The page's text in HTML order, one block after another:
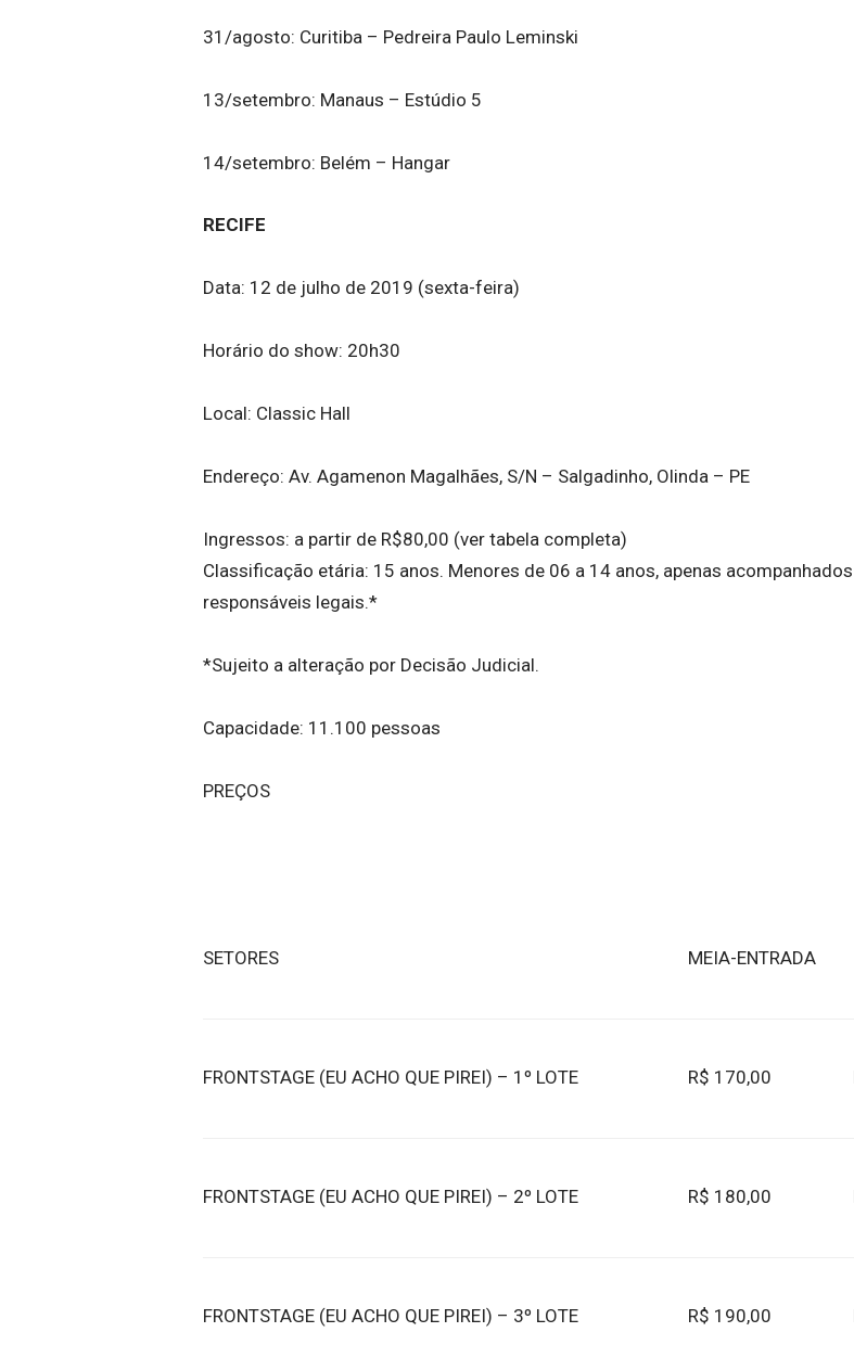
31/agosto: Curitiba – Pedreira Paulo Leminski
13/setembro: Manaus – Estúdio 5
14/setembro: Belém – Hangar
RECIFE
Data: 12 de julho de 2019 (sexta-feira)
Horário do show: 20h30
Local: Classic Hall
Endereço: Av. Agamenon Magalhães, S/N – Salgadinho, Olinda – PE
Ingressos: a partir de R$80,00 (ver tabela completa)
Classificação etária: 15 anos. Menores de 06 a 14 anos, apenas
responsáveis legais.*
*Sujeito a alteração por Decisão Judicial.
Capacidade: 11.100 pessoas
PREÇOS
SETORES MEIA-ENTRADA
FRONTSTAGE (EU ACHO QUE PIREI) – 1º LOTE R$ 170,00
FRONTSTAGE (EU ACHO QUE PIREI) – 2º LOTE R$ 180,00
FRONTSTAGE (EU ACHO QUE PIREI) – 3º LOTE R$ 190,00